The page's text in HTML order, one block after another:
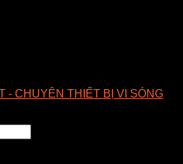
- CHUYÊN THIẾT BỊ VI SÓNG